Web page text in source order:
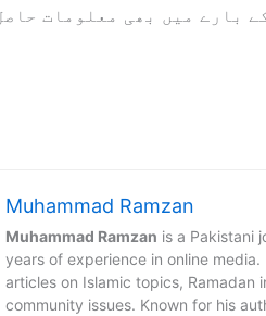
بارے میں بھی معلومات
Muhammad Ramzan
Muhammad Ramzan is a Pakistani
years of experience in online
articles on Islamic topics, Ramadan
community issues. Known for his